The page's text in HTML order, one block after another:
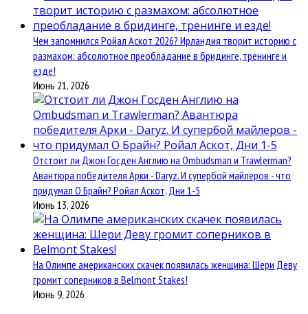
Чем запомнился Ройал Аскот 2026? Ирландия творит историю с
размахом: абсолютное преобладание в бридинге, тренинге и
езде!
Июнь 21, 2026
Отстоит ли Джон Госден Англию на Ombudsman и Trawlerman?
Авантюра победителя Арки - Daryz. И супербой майлеров - что
придумал О Брайн? Ройал Аскот, Дни 1-5
Июнь 13, 2026
На Олимпе американских скачек появилась женщина: Шери Деву
громит соперников в Belmont Stakes!
Июнь 9, 2026